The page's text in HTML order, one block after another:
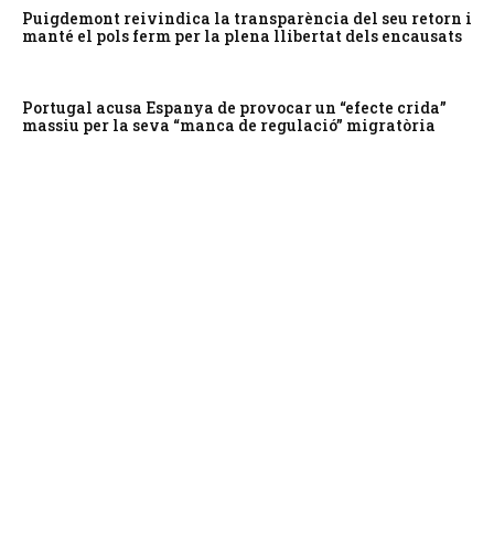
Puigdemont reivindica la transparència del seu retorn i
manté el pols ferm per la plena llibertat dels encausats
Portugal acusa Espanya de provocar un “efecte crida”
massiu per la seva “manca de regulació” migratòria